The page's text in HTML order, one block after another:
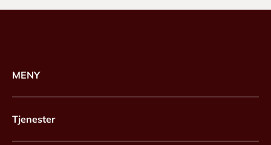
MENY
Tjenester